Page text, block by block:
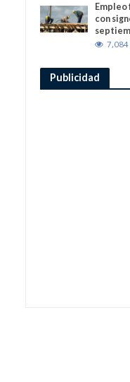
Empleo
con
7,084
Publicidad